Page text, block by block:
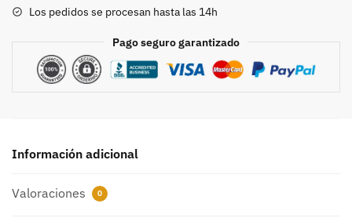
Los pedidos se procesan hasta las 14h
Pago seguro garantizado
Información adicional
Valoraciones 0